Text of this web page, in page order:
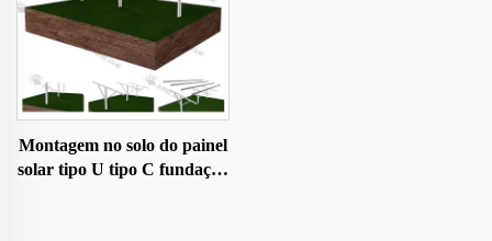
Montagem no solo do painel
solar tipo U tipo C fundação